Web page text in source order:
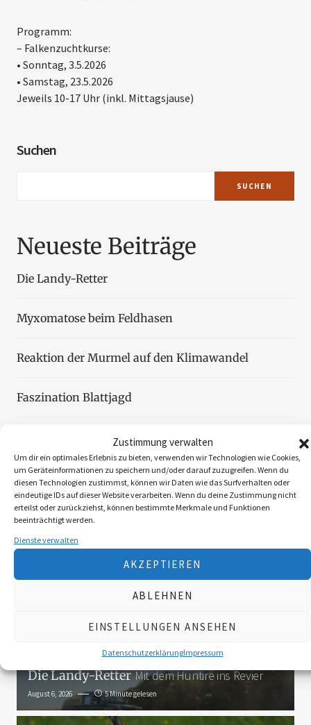
Zustimmung verwalten
Um dir ein optimales Erlebnis zu bieten, verwenden wir Technologien wie Cookies,
um Geräteinformationen zu speichern und/oder darauf zuzugreifen. Wenn du
diesen Technologien zustimmst, können wir Daten wie das Surfverhalten oder
eindeutige IDs auf dieser Website verarbeiten. Wenn du deine Zustimmung nicht
erteilst oder zurückziehst, können bestimmte Merkmale und Funktionen
beeinträchtigt werden.
Dienste verwalten
AKZEPTIEREN
ABLEHNEN
EINSTELLUNGEN ANSEHEN
DatenschutzerklärungImpressum
Programm:
– Falkenzuchtkurse:
• Sonntag, 3.5.2026
• Samstag, 23.5.2026
Jeweils 10-17 Uhr (inkl. Mittagsjause)
Suchen
SUCHEN
Neueste Beiträge
Die Landy-Retter
Myxomatose beim Feldhasen
Reaktion der Murmel auf den Klimawandel
Faszination Blattjagd
Wildzählung aus der Luft
Folgen Sie uns
3K
Die Landy-RetterMit dem Huntire ins Revier
August 6, 2026 5 Minute gelesen